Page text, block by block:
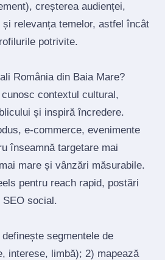
creșterea audienței,
relevanța temelor, astfel încât
potrivite.
România din Baia Mare?
contextul cultural,
și inspiră încredere.
e‑commerce, evenimente
înseamnă targetare mai
mare și vânzări măsurabile.
pentru reach rapid, postări
SEO social.
segmentele de
interese, limbă); 2) mapează